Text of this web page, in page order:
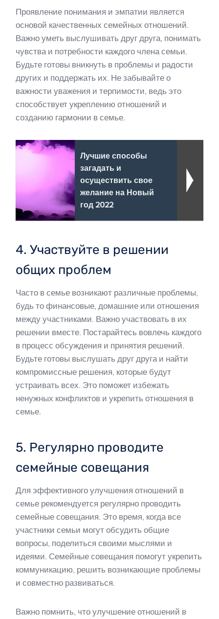
Проявление понимания и эмпатии является
основой качественных семейных отношений.
Важно уметь выслушивать друг друга, понимать
чувства и потребности каждого члена семьи.
Будьте готовы вникнуть в проблемы и радости
других и поддержать их. Не забывайте о
важности уважения и терпимости, ведь это
способствует укреплению отношений и
созданию гармонии в семье.
Лучшие способы
загадать и
осуществить свое
желание на Новый
год 2022
4. Участвуйте в решении
общих проблем
Часто в семье возникают различные проблемы,
будь то финансовые, домашние или отношения
между участниками. Важно участвовать в их
решении вместе. Постарайтесь вовлечь каждого
в процесс обсуждения и принятия решений.
Будьте готовы выслушать друг друга и найти
компромиссные решения, которые будут
устраивать всех. Это поможет избежать
ненужных конфликтов и укрепить отношения в
семье.
5. Регулярно проводите
семейные совещания
Для эффективного улучшения отношений в
семье рекомендуется регулярно проводить
семейные совещания. Это время, когда все
участники семьи могут обсудить общие
вопросы, поделиться своими мыслями и
идеями. Семейные совещания помогут укрепить
коммуникацию, решить возникающие проблемы
и совместно развиваться.
Важно помнить, что улучшение отношений в